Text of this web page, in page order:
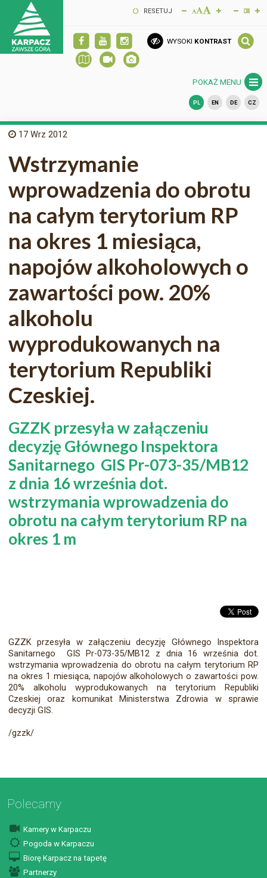
RESETUJ
WYSOKI KONTRAST
POKAŻ MENU
PL EN DE CZ
17 Wrz 2012
Wstrzymanie
wprowadzenia do obrotu
na całym terytorium RP
na okres 1 miesiąca,
napojów alkoholowych o
zawartości pow. 20%
alkoholu
wyprodukowanych na
terytorium Republiki
Czeskiej.
GZZK przesyła w załączeniu
decyzję Głównego Inspektora
Sanitarnego GIS Pr-073-35/MB12
z dnia 16 września dot.
wstrzymania wprowadzenia do
obrotu na całym terytorium RP na
okres 1 m
GZZK przesyła w załączeniu decyzję Głównego Inspektora
Sanitarnego GIS Pr-073-35/MB12 z dnia 16 września dot.
wstrzymania wprowadzenia do obrotu na całym terytorium RP
na okres 1 miesiąca, napojów alkoholowych o zawartości pow.
20% alkoholu wyprodukowanych na terytorium Republiki
Czeskiej oraz komunikat Ministerstwa Zdrowia w sprawie
decyzji GIS.
/gzzk/
Polecamy
Kamery w Karpaczu
Pogoda w Karpaczu
Biorę Karpacz na tapetę
Partnerzy